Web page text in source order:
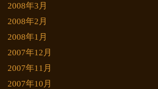
2008年3月
2008年2月
2008年1月
2007年12月
2007年11月
2007年10月